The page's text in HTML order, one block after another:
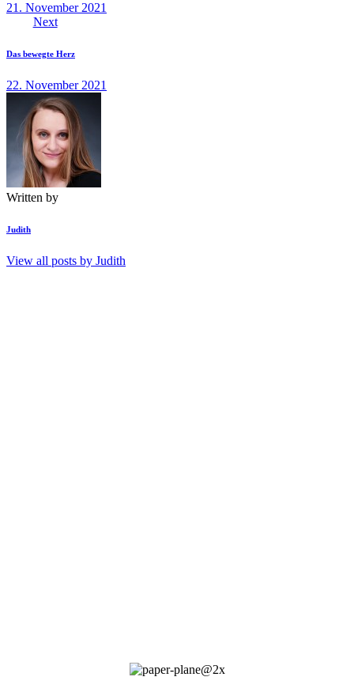
21. November 2021
Next
Das bewegte Herz
22. November 2021
Written by
Judith
View all posts by Judith